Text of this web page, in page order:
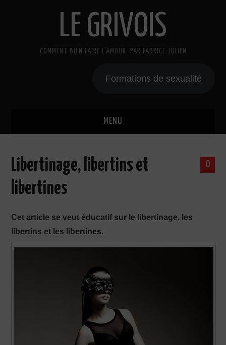
LE GRIVOIS
COMMENT BIEN FAIRE L'AMOUR, PAR FABRICE JULIEN
Formations de sexualité
MENU
A PROPOS
PRODUCTION X
0
Libertinage, libertins et
libertines
Cet article se veut éducatif sur le libertinage, les
libertins et les libertines.